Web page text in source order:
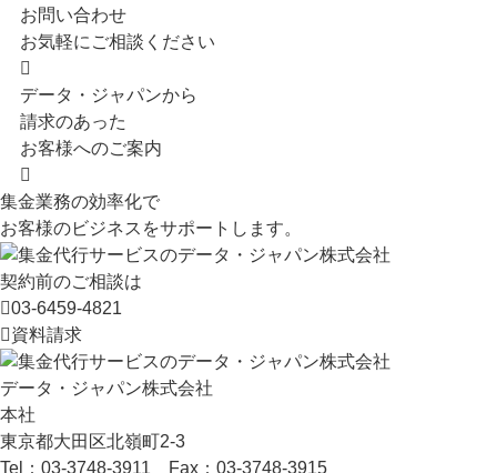
お問い合わせ
お気軽にご相談ください
データ・ジャパンから
請求のあった
お客様へのご案内
集金業務の効率化で
お客様のビジネスをサポートします。
契約前のご相談は
03-6459-4821
資料請求
データ・ジャパン株式会社
本社
東京都大田区北嶺町2-3
Tel： 03-3748-3911 Fax：03-3748-3915